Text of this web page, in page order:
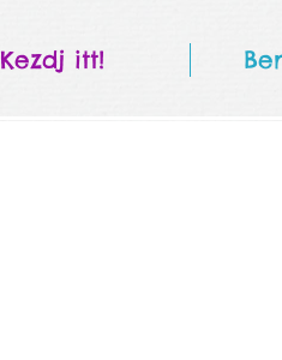
Kezdj itt!